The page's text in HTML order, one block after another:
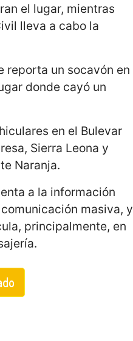
el lugar, mientras
lleva a cabo la
reporta un socavón en
donde cayó un
en el Bulevar
Sierra Leona y
Naranja.
a la información
masiva, y
principalmente, en